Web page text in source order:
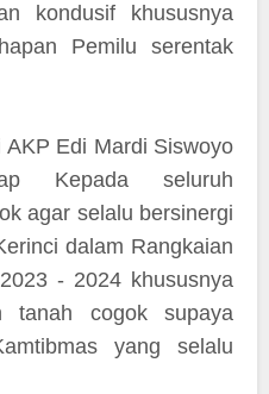
kondusif khususnya
Pemilu serentak
Edi Mardi Siswoyo
Kepada seluruh
agar selalu bersinergi
dalam Rangkaian
- 2024 khususnya
tanah cogok supaya
yang selalu